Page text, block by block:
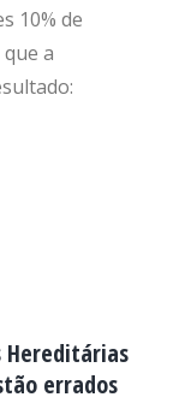
10% de
a
Hereditárias
errados